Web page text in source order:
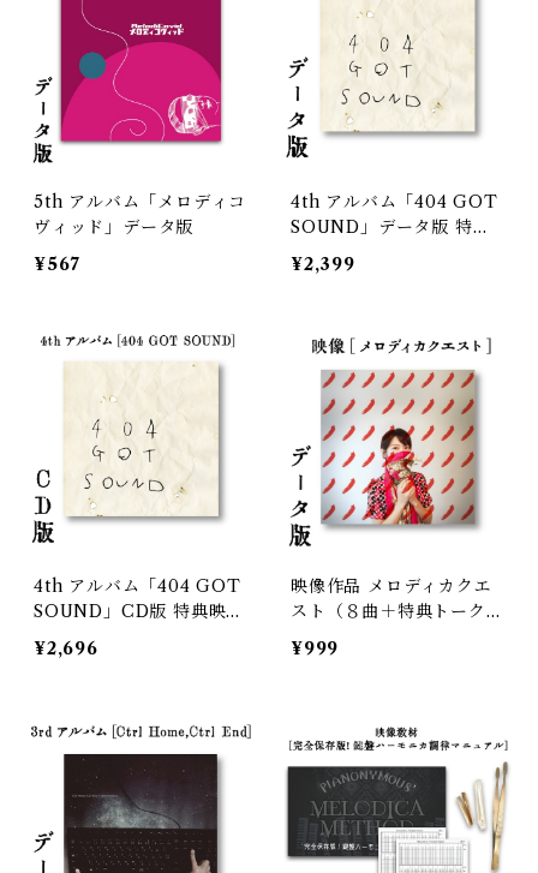
5th アルバム「メロディコ
ヴィッド」データ版
¥567
4th アルバム「404 GOT
SOUND」データ版 特典
映像セルフライナーURL
付
¥2,399
4th アルバム「404 GOT
SOUND」CD版 特典映像
セルフライナーURL付
¥2,696
映像作品 メロディカクエ
スト（８曲＋特典トーク映
像）データ販売
¥999